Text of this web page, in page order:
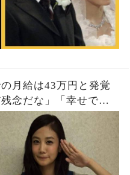
月給は43万円と発覚
念だな」「幸せでい